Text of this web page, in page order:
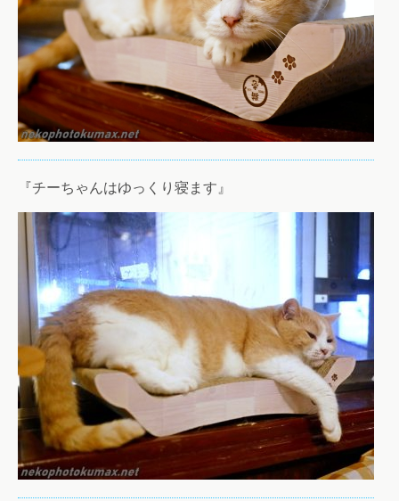
『チーちゃんはゆっくり寝ます』